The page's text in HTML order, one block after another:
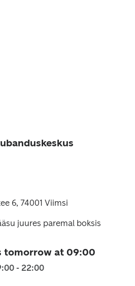
6, 74001 Viimsi
juures paremal boksis
tomorrow at 09:00
- 22:00